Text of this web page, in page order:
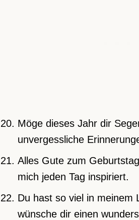
Möge dieses Jahr dir
unvergessliche
Alles Gute zum
mich jeden Tag inspiriert.
Du hast so viel in meinem
wünsche dir einen